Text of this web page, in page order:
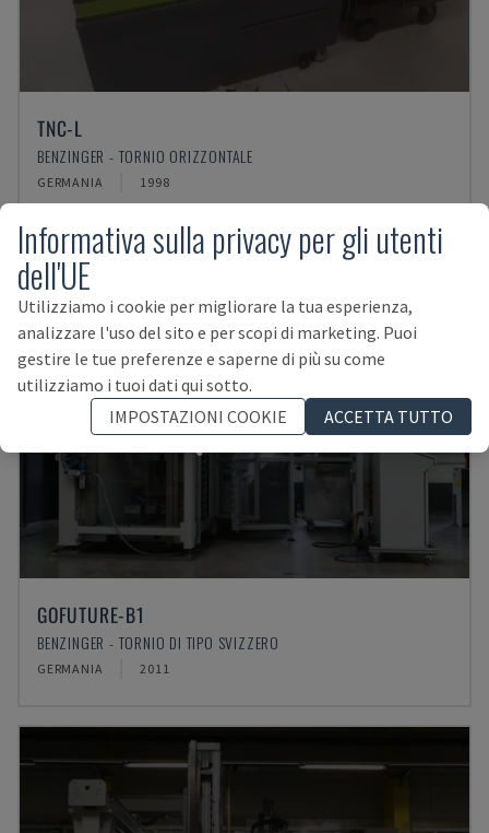
TNC-L
BENZINGER - TORNIO ORIZZONTALE
GERMANIA 1998
VENDUTA
GOFUTURE-B1
BENZINGER - TORNIO DI TIPO SVIZZERO
GERMANIA 2011
Informativa sulla privacy per gli utenti
dell'UE
Utilizziamo i cookie per migliorare la tua esperienza,
analizzare l'uso del sito e per scopi di marketing. Puoi
gestire le tue preferenze e saperne di più su come
utilizziamo i tuoi dati qui sotto.
IMPOSTAZIONI COOKIE
ACCETTA TUTTO